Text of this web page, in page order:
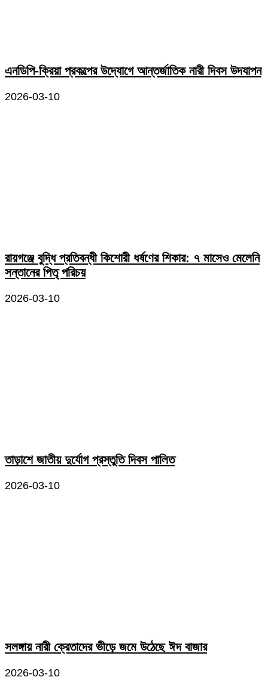
এনডিপি-ক্রিয়া প্রকল্পের উদ্যোগে আন্তর্জাতিক নারী দিবস উদযাপন
2026-03-10
রায়গঞ্জে বুদ্ধি প্রতিবন্ধী কিশোরী ধর্ষণের শিকার: ৭ মাসেও মেলেনি
সন্তানের পিতৃ পরিচয়
2026-03-10
তাড়াশে জাতীয় দুর্যোগ প্রস্তুতি দিবস পালিত
2026-03-10
সলঙ্গায় নারী ক্রেতাদের ভীড়ে জমে উঠেছে ঈদ বাজার
2026-03-10